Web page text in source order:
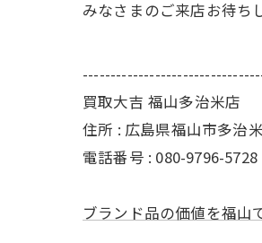
みなさまのご来店お待ち
買取大吉 福山多治米店
住所 : 広島県福山市多治
電話番号 : 080-9796-5728
ブランド品の価値を福山